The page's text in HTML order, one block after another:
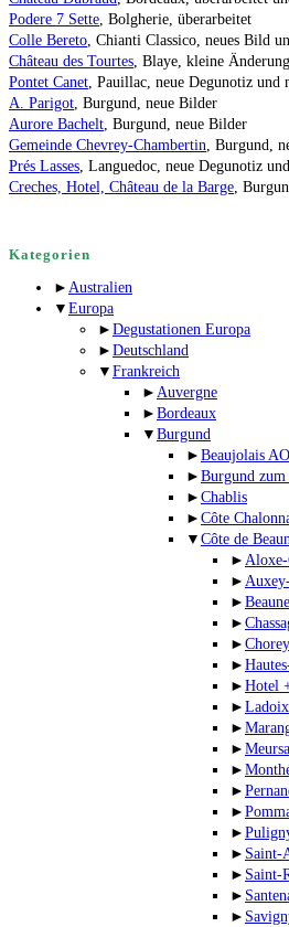
Podere 7 Sette, Bolgherie, überarbeitet
Colle Bereto, Chianti Classico, neues Bild
Château des Tourtes, Blaye, kleine
Pontet Canet, Pauillac, neue Degunotiz und
A. Parigot, Burgund, neue Bilder
Aurore Bachelt, Burgund, neue Bilder
Gemeinde Chevrey-Chambertin, Burgund,
Prés Lasses, Languedoc, neue Degunotiz
Creches, Hotel, Château de la Barge,
Kategorien
► Australien
▼ Europa
► Degustationen Europa
► Deutschland
▼ Frankreich
► Auvergne
► Bordeaux
▼ Burgund
► Beaujolais
► Burgund zum
► Chablis
► Côte
▼ Côte de
►
►
► Beaune
►
►
►
► Hotel
►
►
►
►
►
►
►
► Saint-
► Saint-
►
►